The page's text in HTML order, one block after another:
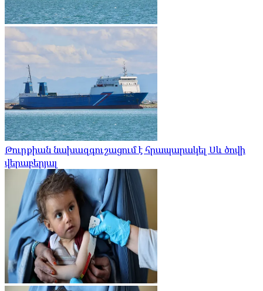
Թուրքիան նախազգուշացում է հրապարակել Սև ծովի
վերաբերյալ